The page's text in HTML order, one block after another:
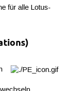
für alle Lotus-